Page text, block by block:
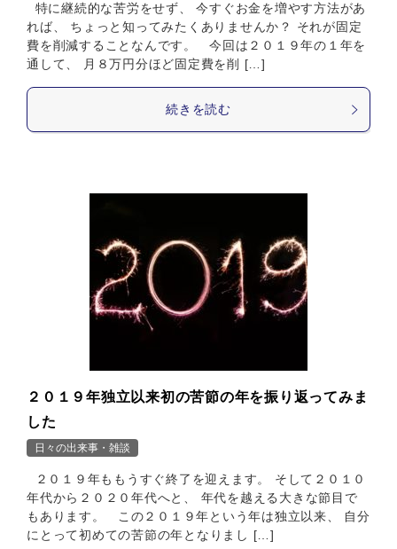
特に継続的な苦労をせず、 今すぐお金を増やす方法があ
れば、 ちょっと知ってみたくありませんか？ それが固定
費を削減することなんです。 今回は２０１９年の１年を
通して、 月８万円分ほど固定費を削 […]
続きを読む
２０１９年独立以来初の苦節の年を振り返ってみま
した
日々の出来事・雑談
２０１９年ももうすぐ終了を迎えます。 そして２０１０
年代から２０２０年代へと、 年代を越える大きな節目で
もあります。 この２０１９年という年は独立以来、 自分
にとって初めての苦節の年となりまし […]